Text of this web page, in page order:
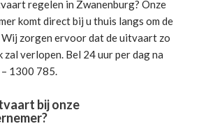
regelen in Zwanenburg? Onze
komt direct bij u thuis langs om de
zorgen ervoor dat de uitvaart zo
verlopen. Bel 24 uur per dag na
1300 785.
bij onze